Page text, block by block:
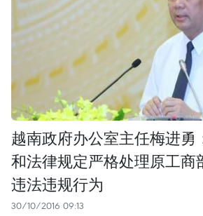
越南政府办公室主任梅进勇
和法律规定严格处理原工商
违法违规行为
30/10/2016 09:13